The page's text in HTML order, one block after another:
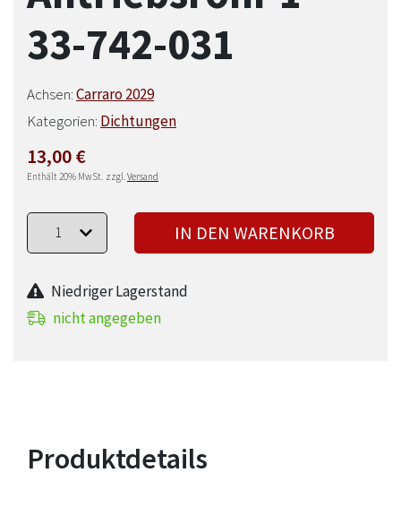
33-742-031
Achsen:Carraro 2029
Kategorien: Dichtungen
13,00€
Enthält 20% MwSt. zzgl.Versand
IN DEN WARENKORB
Niedriger Lagerstand
nicht angegeben
Produktdetails